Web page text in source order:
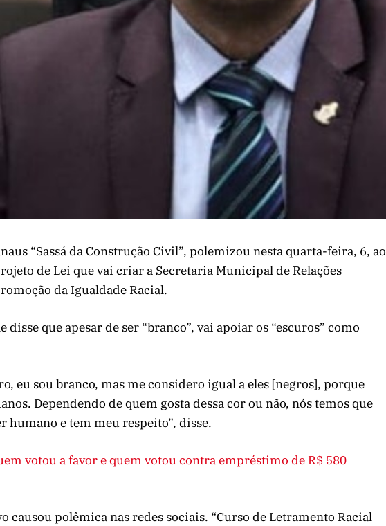
“Sassá da Construção Civil”, polemizou nesta quarta-feira, 6, ao
de Lei que vai criar a Secretaria Municipal de Relações
da Igualdade Racial.
disse que apesar de ser “branco”, vai apoiar os “escuros” como
eu sou branco, mas me considero igual a eles [negros], porque
Dependendo de quem gosta dessa cor ou não, nós temos que
humano e tem meu respeito”, disse.
votou a favor e quem votou contra empréstimo de R$ 580
causou polêmica nas redes sociais. “Curso de Letramento Racial